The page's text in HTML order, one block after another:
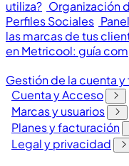
utiliza? Organización
Perfiles Sociales
las marcas de tus
en Metricool: guía
Gestión de la cuenta
Cuenta y Acceso
Marcas y usuarios
Planes y facturación
Legal y privacidad